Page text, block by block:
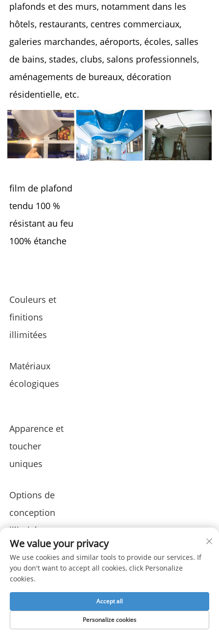
plafonds et des murs, notamment dans les
hôtels, restaurants, centres commerciaux,
galeries marchandes, aéroports, écoles, salles
de bains, stades, clubs, salons professionnels,
aménagements de bureaux, décoration
résidentielle, etc.
film de plafond
tendu 100 %
résistant au feu
100% étanche
Couleurs et
finitions
illimitées
Matériaux
écologiques
Apparence et
toucher
uniques
Options de
conception
illimitées
retrait faciles
We value your privacy
We use cookies and similar tools to provide our services. If
you don't want to accept all cookies, click Personalize
cookies.
Personalize cookies
Accept all